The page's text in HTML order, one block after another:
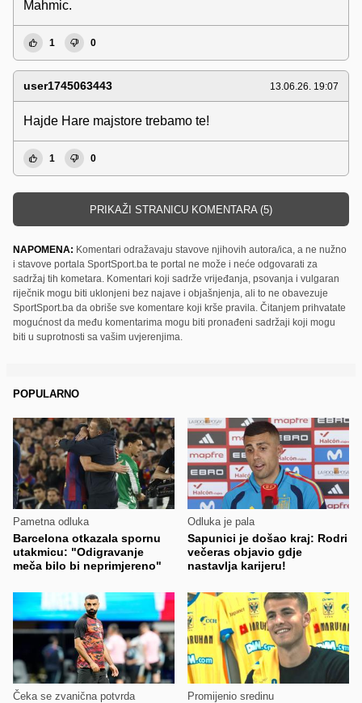
Mahmic.
1 0
user1745063443 13.06.26. 19:07
Hajde Hare majstore trebamo te!
1 0
PRIKAŽI STRANICU KOMENTARA (5)
NAPOMENA: Komentari odražavaju stavove njihovih autora/ica, a ne nužno
i stavove portala SportSport.ba te portal ne može i neće odgovarati za
sadržaj tih kometara. Komentari koji sadrže vrijeđanja, psovanja i vulgaran
riječnik mogu biti uklonjeni bez najave i objašnjenja, ali to ne obavezuje
SportSport.ba da obriše sve komentare koji krše pravila. Čitanjem prihvatate
mogućnost da među komentarima mogu biti pronađeni sadržaji koji mogu
biti u suprotnosti sa vašim uvjerenjima.
POPULARNO
Pametna odluka
Barcelona otkazala spornu
utakmicu: "Odigravanje
meča bilo bi neprimjereno"
Odluka je pala
Sapunici je došao kraj: Rodri
večeras objavio gdje
nastavlja karijeru!
Čeka se zvanična potvrda Promijenio sredinu